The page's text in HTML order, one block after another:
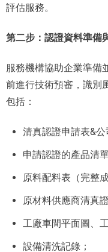
評估服務。
第二步：認證資料準備
服務機構協助企業準備
前進行技術預審，識別
包括：
清真認證申請表&公
申請認證的產品清單
原料配料表（完整
原材料供應商清真
工廠車間平面圖、
設備清洗記錄；